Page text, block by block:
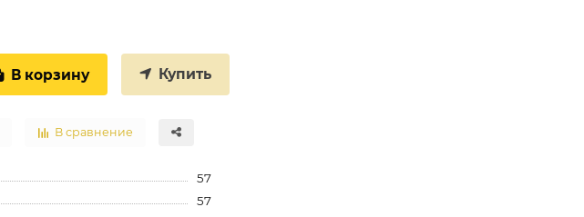
В корзину Купить
В сравнение
57
57